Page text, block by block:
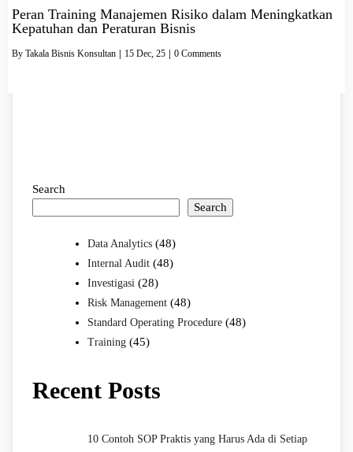
Peran Training Manajemen Risiko dalam Meningkatkan
Kepatuhan dan Peraturan Bisnis
By Takala Bisnis Konsultan | 15 Dec, 25 | 0 Comments
Search
Search
Data Analytics (48)
Internal Audit (48)
Investigasi (28)
Risk Management (48)
Standard Operating Procedure (48)
Training (45)
Recent Posts
10 Contoh SOP Praktis yang Harus Ada di Setiap